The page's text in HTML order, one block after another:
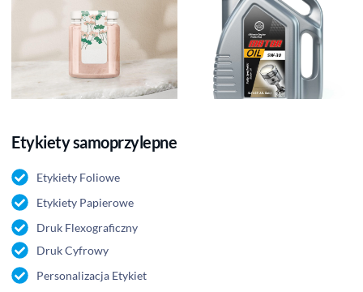
Etykiety samoprzylepne
Etykiety Foliowe
Etykiety Papierowe
Druk Flexograficzny
Druk Cyfrowy
Personalizacja Etykiet